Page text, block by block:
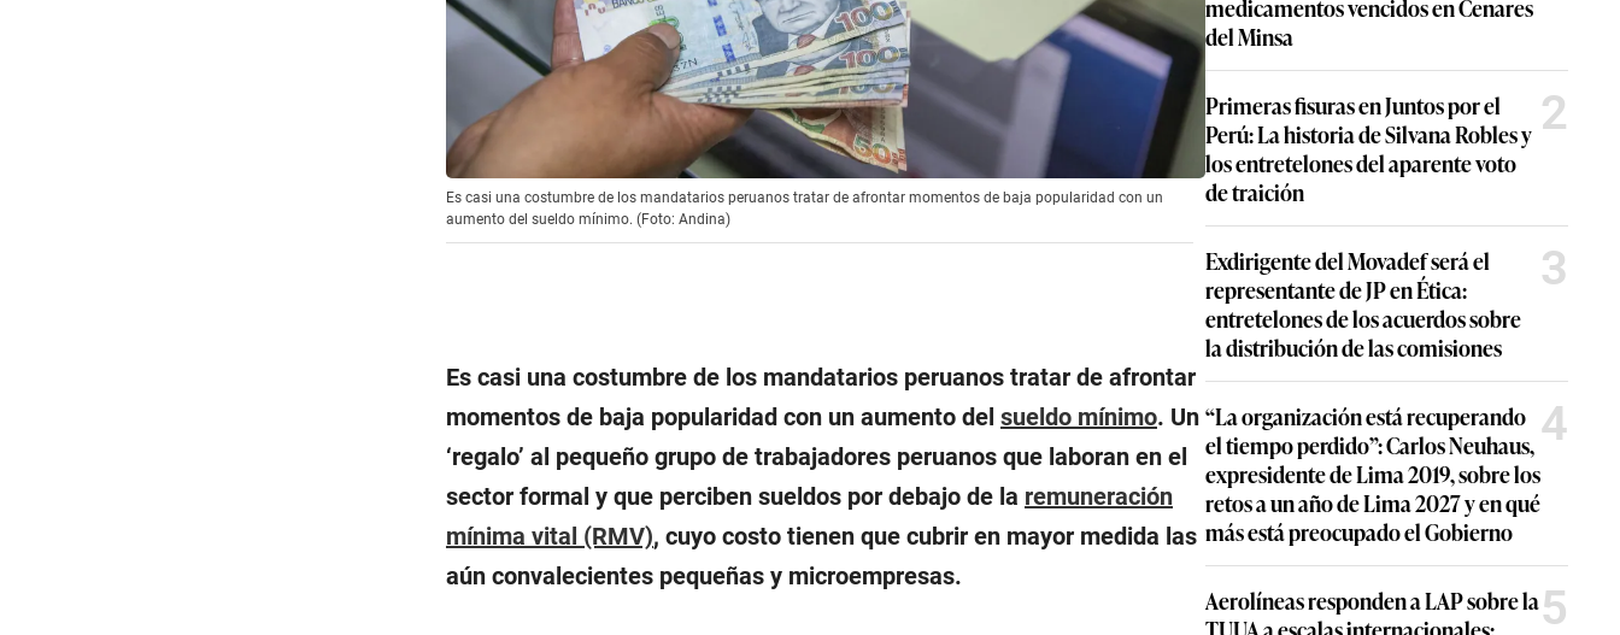
Es casi una costumbre de los mandatarios peruanos tratar de afrontar momentos de baja popularidad con un
aumento del sueldo mínimo. (Foto: Andina)
Es casi una costumbre de los mandatarios peruanos tratar de afrontar
momentos de baja popularidad con un aumento del sueldo mínimo. Un
‘regalo’ al pequeño grupo de trabajadores peruanos que laboran en el
sector formal y que perciben sueldos por debajo de la remuneración
mínima vital (RMV), cuyo costo tienen que cubrir en mayor medida las
aún convalecientes pequeñas y microempresas.
medicamentos vencidos en Cenares
del Minsa
Primeras fisuras en Juntos por el
Perú: La historia de Silvana Robles y
los entretelones del aparente voto
de traición
2
Exdirigente del Movadef será el
representante de JP en Ética:
entretelones de los acuerdos sobre
la distribución de las comisiones
3
“La organización está recuperando
el tiempo perdido”: Carlos Neuhaus,
expresidente de Lima 2019, sobre los
retos a un año de Lima 2027 y en qué
más está preocupado el Gobierno
4
Aerolíneas responden a LAP sobre la5